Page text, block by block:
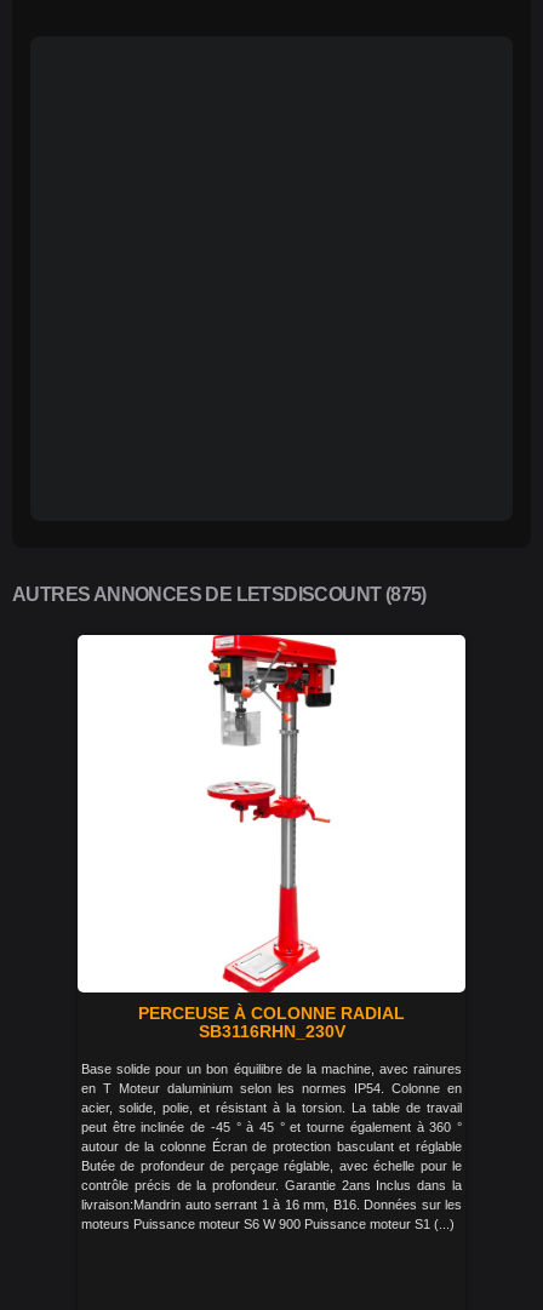
AUTRES ANNONCES DE LETSDISCOUNT (875)
PERCEUSE À COLONNE RADIAL
SB3116RHN_230V
Base solide pour un bon équilibre de la machine, avec rainures
en T Moteur daluminium selon les normes IP54. Colonne en
acier, solide, polie, et résistant à la torsion. La table de travail
peut être inclinée de -45 ° à 45 ° et tourne également à 360 °
autour de la colonne Écran de protection basculant et réglable
Butée de profondeur de perçage réglable, avec échelle pour le
contrôle précis de la profondeur. Garantie 2ans Inclus dans la
livraison:Mandrin auto serrant 1 à 16 mm, B16. Données sur les
moteurs Puissance moteur S6 W 900 Puissance moteur S1 (...)